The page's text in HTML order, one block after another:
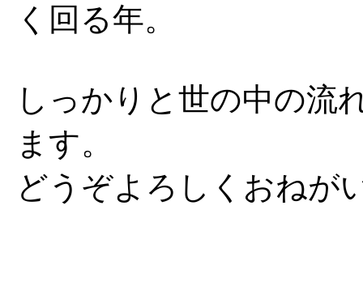
く回る年。
しっかりと世の中の流
ます。
どうぞよろしくおねが